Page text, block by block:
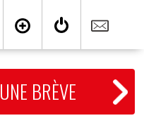
UNE BRÈVE